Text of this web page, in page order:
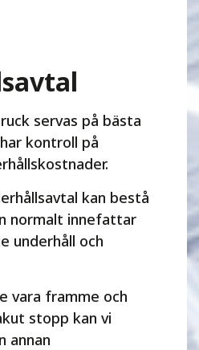
servas på bästa
kontroll på
kan bestå
normalt innefattar
underhåll och
vara framme och
stopp kan vi
annan